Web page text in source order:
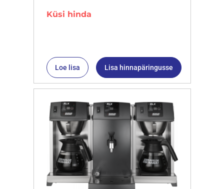
Küsi hinda
Loe lisa Lisa hinnapäringusse